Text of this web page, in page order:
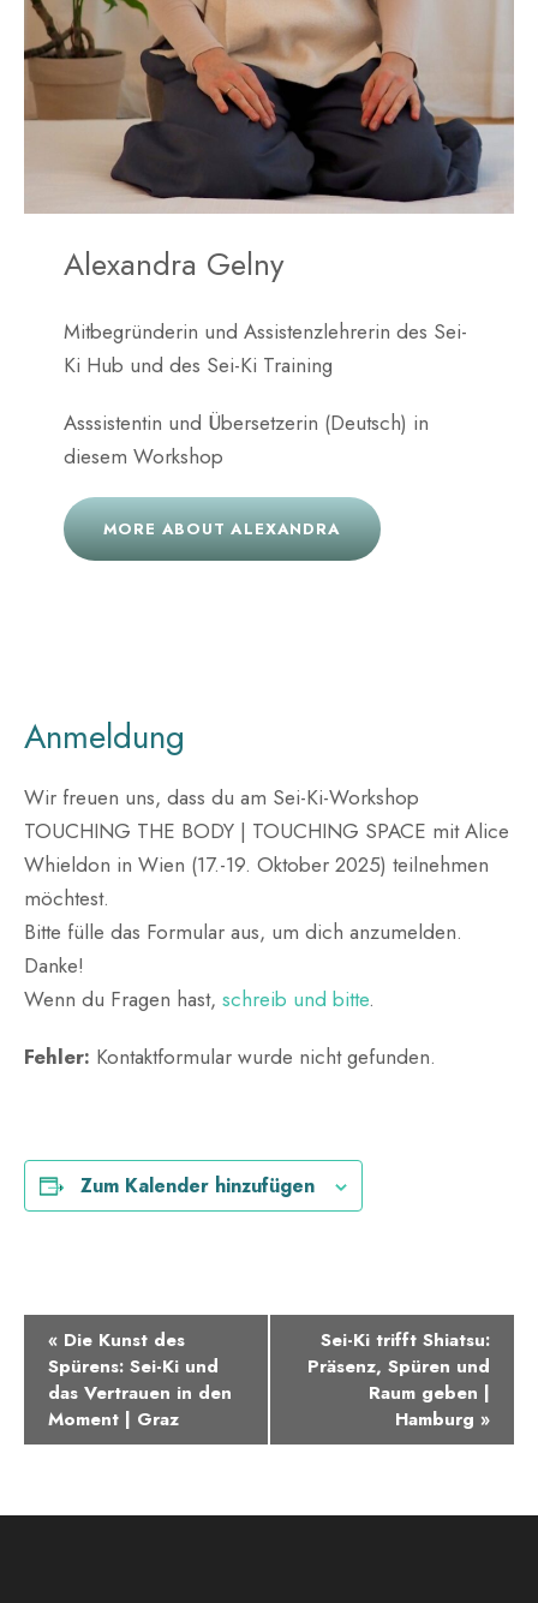
Alexandra Gelny
Mitbegründerin und Assistenzlehrerin des Sei-
Ki Hub und des Sei-Ki Training
Asssistentin und Übersetzerin (Deutsch) in
diesem Workshop
MORE ABOUT ALEXANDRA
Anmeldung
Wir freuen uns, dass du am Sei-Ki-Workshop
TOUCHING THE BODY | TOUCHING SPACE mit Alice
Whieldon in Wien (17.-19. Oktober 2025) teilnehmen
möchtest.
Bitte fülle das Formular aus, um dich anzumelden.
Danke!
Wenn du Fragen hast, schreib und bitte.
Fehler: Kontaktformular wurde nicht gefunden.
Zum Kalender hinzufügen
V
r
« Die Kunst des
Spürens: Sei-Ki und
das Vertrauen in den
Moment | Graz
Sei-Ki trifft Shiatsu:
Präsenz, Spüren und
Raum geben |
Hamburg »